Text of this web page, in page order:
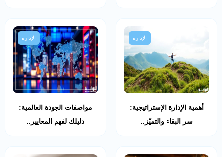
الإدارة
أهمية الإدارة الإستراتيجية:
سر البقاء والتميّز..
الإدارة
مواصفات الجودة العالمية:
دليلك لفهم المعايير..